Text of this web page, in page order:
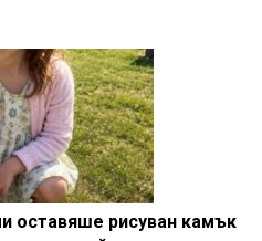
оставяше рисуван камък